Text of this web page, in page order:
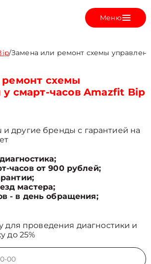
Меню
/Замена или ремонт схемы
схемы
у смарт-часов Amazfit Bip
и другие бренды с гарантией на
часов от 900 рублей;
мастера;
- в день обращения;
для проведения диагностики и
до 25%